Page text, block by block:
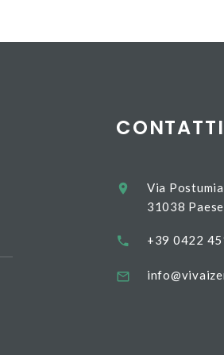
CONTATTI
Via
31038
+39 0422